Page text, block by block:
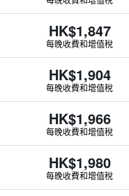
HK$1,847
每晚收費和增值稅
HK$1,904
每晚收費和增值稅
HK$1,966
每晚收費和增值稅
HK$1,980
每晚收費和增值稅